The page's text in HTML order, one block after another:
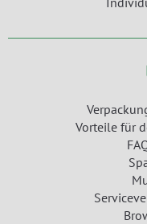
Vorteile für